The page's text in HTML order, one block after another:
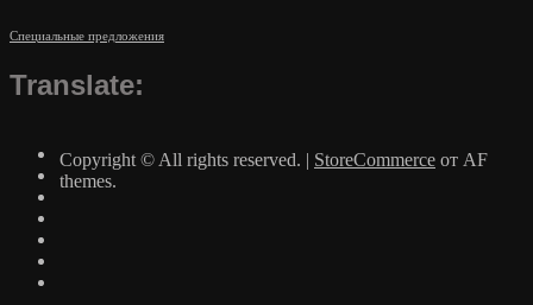
Специальные предложения
Translate:
Copyright © All rights reserved. | StoreCommerce от AF
themes.